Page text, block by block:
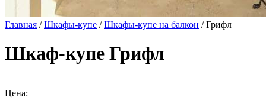
Главная /Шкафы-купе /Шкафы-купе на балкон / Грифл
Шкаф-купе Грифл
Цена: